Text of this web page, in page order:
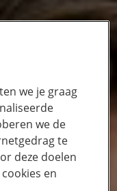
we je graag
we de
te
deze doelen
en